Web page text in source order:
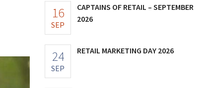
16
SEP
CAPTAINS OF RETAIL – SEPTEMBER
2026
24
SEP
RETAIL MARKETING DAY 2026